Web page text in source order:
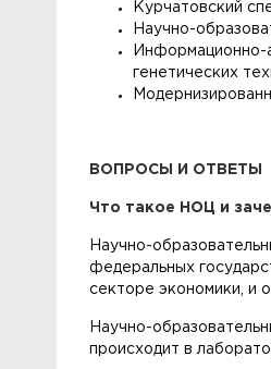
Курчатовский
Научно-
Информационно-
генетических
ВОПРОСЫ И ОТВЕТЫ
Что такое НОЦ и
Научно-
федеральных
секторе экономики, и
Научно-
происходит в